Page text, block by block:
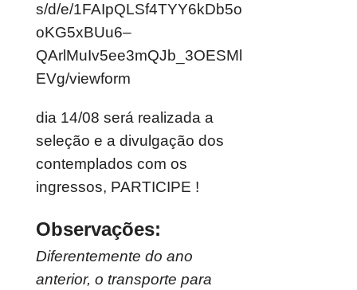
s/d/e/1FAIpQLSf4TYY6kDb5o
oKG5xBUu6–
QArlMuIv5ee3mQJb_3OESMl
EVg/viewform
dia 14/08 será realizada a
seleção e a divulgação dos
contemplados com os
ingressos, PARTICIPE !
Observações:
Diferentemente do ano
anterior, o transporte para